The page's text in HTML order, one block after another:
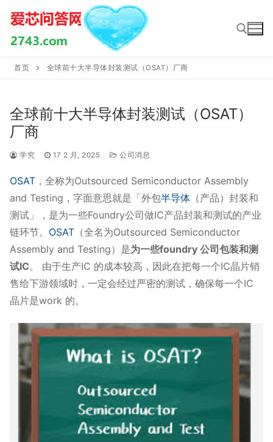
Skip
content
首页 全球前十大半导体封装测试（OSAT）厂商
全球前十大半导体封装测试（OSAT）
厂商
学究 17 2 月, 2025 公司消息
OSAT ，全称为Outsourced Semiconductor Assembly
and Testing，字面意思就是「外包半导体 （产品）封装和
测试」，是为一些Foundry公司做IC产品封装和测试的产业
链环节。 OSAT （全名为Outsourced Semiconductor
Assembly and Testing）是为一些foundry 公司包装和测
试IC。 由于生产IC 的成本较高，因此在把每一个IC晶片销
售给下游领域时，一定会经过严密的测试，确保每一个IC
晶片是work 的。